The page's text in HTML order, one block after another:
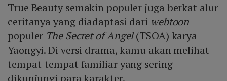
True Beauty semakin populer juga berkat alur
ceritanya yang diadaptasi dari webtoon
populer The Secret of Angel(TSOA) karya
Yaongyi. Di versi drama, kamu akan melihat
tempat-tempat familiar yang sering